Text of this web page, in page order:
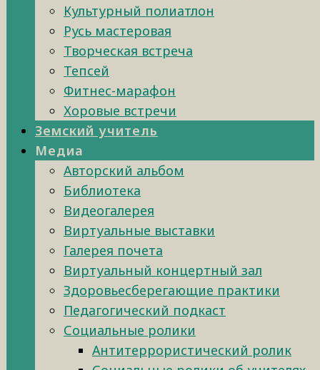
Культурный полиатлон
Русь мастеровая
Творческая встреча
Тепсей
Фитнес-марафон
Хоровые встречи
Земский учитель
Медиа
Авторский альбом
Библиотека
Видеогалерея
Виртуальные выставки
Галерея почета
Виртуальный концертный зал
Здоровьесберегающие практики
Педагогический подкаст
Социальные ролики
Антитеррористический ролик